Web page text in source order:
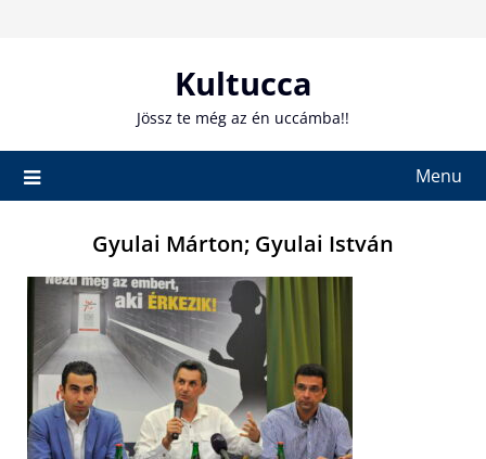
Kultucca
Jössz te még az én uccámba!!
Menu
Gyulai Márton; Gyulai István